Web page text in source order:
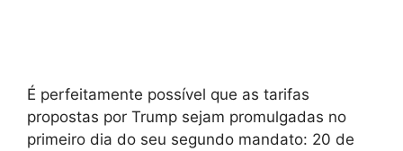
É perfeitamente possível que as tarifas
propostas por Trump sejam promulgadas no
primeiro dia do seu segundo mandato: 20 de